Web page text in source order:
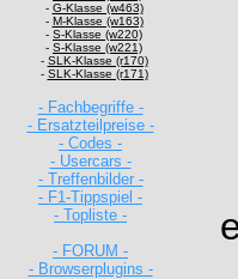
- G-Klasse (w463)
- M-Klasse (w163)
- S-Klasse (w220)
- S-Klasse (w221)
- SLK-Klasse (r170)
- SLK-Klasse (r171)
- Fachbegriffe -
- Ersatzteilpreise -
- Codes -
- Usercars -
- Treffenbilder -
- F1-Tippspiel -
- Topliste -
- FORUM -
- Browserplugins -